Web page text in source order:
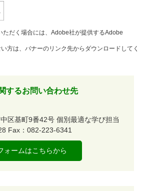
ただく場合には、Adobe社が提供するAdobe
方は、バナーのリンク先からダウンロードしてく
するお問い合わせ先
区基町9番42号 個別最適な学び担当
Fax：082-223-6341
ォームはこちらから